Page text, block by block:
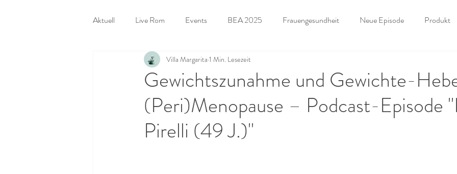
Aktuell Live Rom Events BEA 2025 Frauengesundheit Neue Episode Produkt
Menopause Fragebogen Bestellung
Hormone am Arbeitsplatz
Gewichtszunahme und Gewichte-
(Peri)Menopause – Podcast-Episode
Pirelli (49 J.)"
Villa Margarita 1 Min. Lesezeit